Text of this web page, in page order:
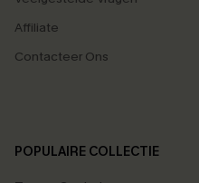
Affiliate
Contacteer Ons
POPULAIRE COLLECTIE